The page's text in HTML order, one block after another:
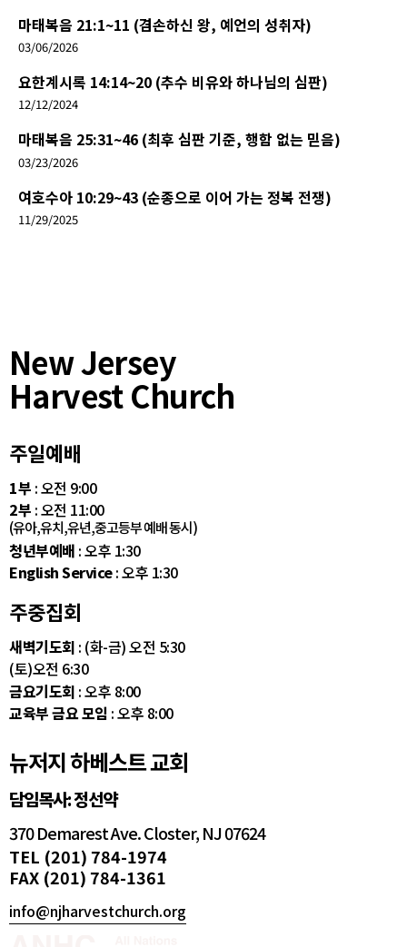
마태복음 21:1~11 (겸손하신 왕, 예언의 성취자)
03/06/2026
요한계시록 14:14~20 (추수 비유와 하나님의 심판)
12/12/2024
마태복음 25:31~46 (최후 심판 기준, 행함 없는 믿음)
03/23/2026
여호수아 10:29~43 (순종으로 이어 가는 정복 전쟁)
11/29/2025
New Jersey
Harvest Church
주일예배
1부 : 오전 9:00
2부 : 오전 11:00
(유아,유치,유년,중고등부 예배 동시)
청년부예배 : 오후 1:30
English Service: 오후 1:30
주중집회
새벽기도회 : (화-금) 오전 5:30
(토)오전 6:30
금요기도회 : 오후 8:00
교육부 금요 모임 : 오후 8:00
뉴저지 하베스트 교회
담임목사: 정선약
370 Demarest Ave. Closter, NJ 07624
TEL (201) 784-1974
FAX (201) 784-1361
info@njharvestchurch.org